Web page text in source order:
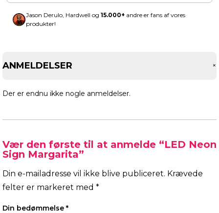
Jason Derulo, Hardwell og 15.000+ andre er fans af vores
produkter!
ANMELDELSER +
Der er endnu ikke nogle anmeldelser.
Vær den første til at anmelde “LED Neon
Sign Margarita”
Din e-mailadresse vil ikke blive publiceret. Krævede
felter er markeret med *
Din bedømmelse *